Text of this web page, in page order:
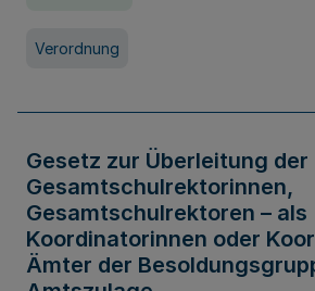
Verordnung
Gesetz zur Überleitung der
Gesamtschulrektorinnen,
Gesamtschulrektoren – als
Koordinatorinnen oder
Ämter der